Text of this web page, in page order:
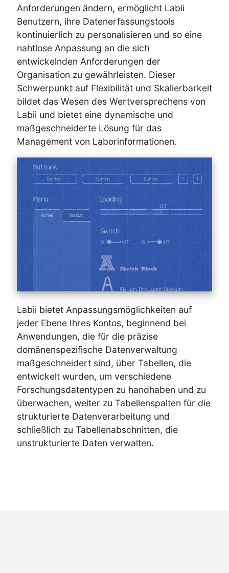
Anforderungen ändern, ermöglicht Labii
Benutzern, ihre Datenerfassungstools
kontinuierlich zu personalisieren und so eine
nahtlose Anpassung an die sich
entwickelnden Anforderungen der
Organisation zu gewährleisten. Dieser
Schwerpunkt auf Flexibilität und Skalierbarkeit
bildet das Wesen des Wertversprechens von
Labii und bietet eine dynamische und
maßgeschneiderte Lösung für das
Management von Laborinformationen.
Labii bietet Anpassungsmöglichkeiten auf
jeder Ebene Ihres Kontos, beginnend bei
Anwendungen, die für die präzise
domänenspezifische Datenverwaltung
maßgeschneidert sind, über Tabellen, die
entwickelt wurden, um verschiedene
Forschungsdatentypen zu handhaben und zu
überwachen, weiter zu Tabellenspalten für die
strukturierte Datenverarbeitung und
schließlich zu Tabellenabschnitten, die
unstrukturierte Daten verwalten.